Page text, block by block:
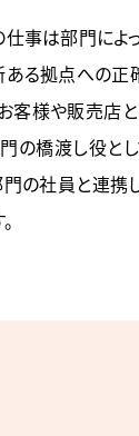
仕事は部門に
る拠点への正
客様や販売店
の橋渡し役と
の社員と連携